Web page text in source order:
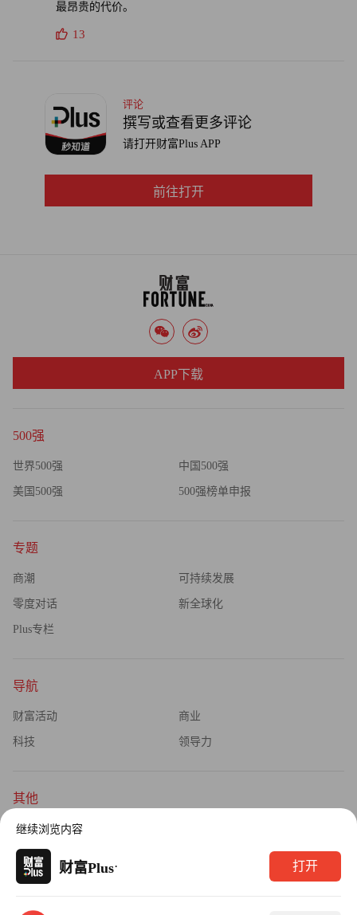
最昂贵的代价。
13
评论
撰写或查看更多评论
请打开财富Plus APP
前往打开
500强
世界500强 中国500强
美国500强 500强榜单申报
专题
商潮 可持续发展
零度对话 新全球化
Plus专栏
导航
财富活动 商业
科技 领导力
其他
杂志订阅
隐私政策
APP下载
Copyright © 2026财富媒体知识产权有限公司
继续浏览内容
财富Plus· 打开